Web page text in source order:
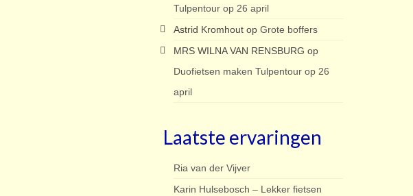
Tulpentour op 26 april
Astrid Kromhoutop Grote boffers
MRS WILNA VAN RENSBURG op
Duofietsen maken Tulpentour op 26
april
Laatste ervaringen
Ria van der Vijver
Karin Hulsebosch – Lekker fietsen